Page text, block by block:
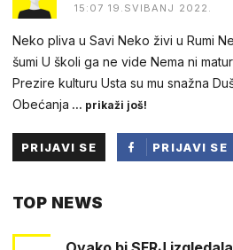
15:07 19.SVIBANJ 2022.
Neko pliva u Savi Neko živi u Rumi
šumi U školi ga ne vide Nema ni
Prezire kulturu Usta su mu snažna
Obećanja ... prikaži još!
PRIJAVI SE
PRIJAVI SE
TOP NEWS